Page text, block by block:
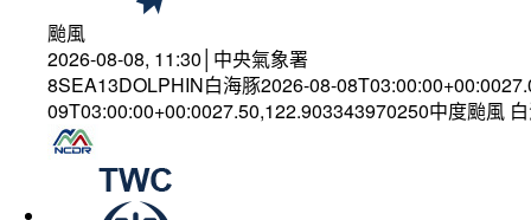
颱風
2026-08-08, 11:30│中央氣象署
8SEA13DOLPHIN白海豚2026-08-
09T03:00:00+00:0027.50,122.903343970250中度颱風